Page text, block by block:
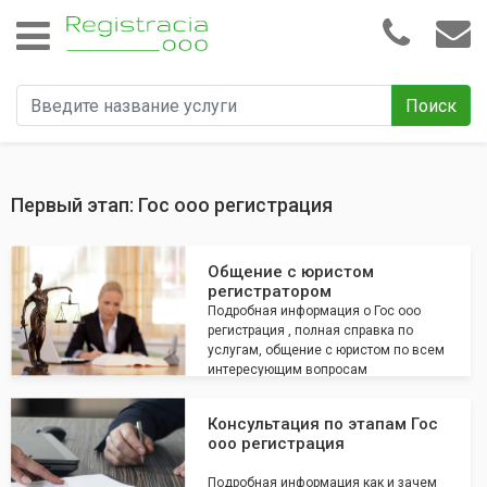
Поиск
Первый этап: Гос ооо регистрация
Общение с юристом
регистратором
Подробная информация о Гос ооо
регистрация , полная справка по
услугам, общение с юристом по всем
интересующим вопросам
Консультация по этапам Гос
ооо регистрация
Подробная информация как и зачем